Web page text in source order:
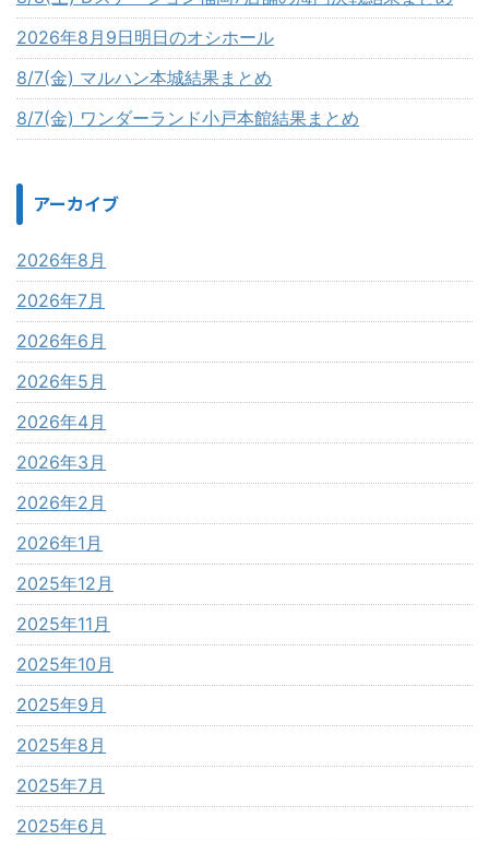
2026年8月9日明日のオシホール
8/7(金) マルハン本城結果まとめ
8/7(金) ワンダーランド小戸本館結果まとめ
アーカイブ
2026年8月
2026年7月
2026年6月
2026年5月
2026年4月
2026年3月
2026年2月
2026年1月
2025年12月
2025年11月
2025年10月
2025年9月
2025年8月
2025年7月
2025年6月